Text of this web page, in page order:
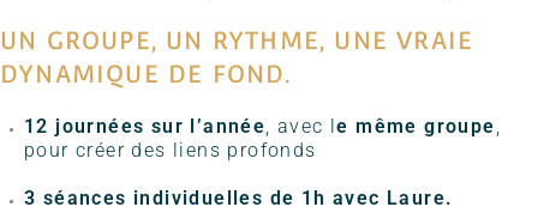
UN GROUPE, UN RYTHME, UNE VRAIE
DYNAMIQUE DE FOND.
12 journées sur l’année, avec le même groupe,
pour créer des liens profonds
3 séances individuelles de 1h avec Laure.